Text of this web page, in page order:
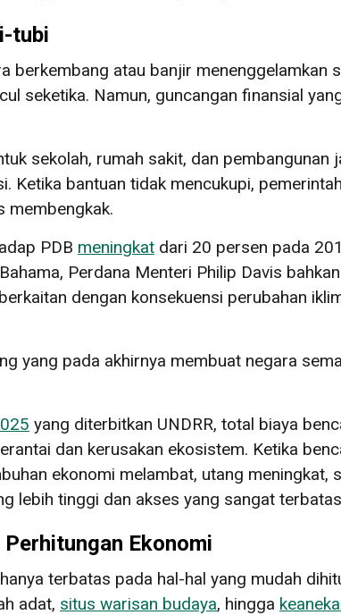
tubi
berkembang atau banjir
seketika. Namun, guncangan finansial
sekolah, rumah sakit, dan
Ketika bantuan tidak mencukupi,
membengkak.
PDB meningkat dari 20 persen pada
Perdana Menteri Philip Davis bahkan
dengan konsekuensi perubahan
yang pada akhirnya membuat negara
yang diterbitkan UNDRR, total biaya
dan kerusakan ekosistem. Ketika
ekonomi melambat, utang meningkat,
lebih tinggi dan akses yang sangat
Ekonomi
terbatas pada hal-hal yang mudah
adat, situs warisan budaya, hingga